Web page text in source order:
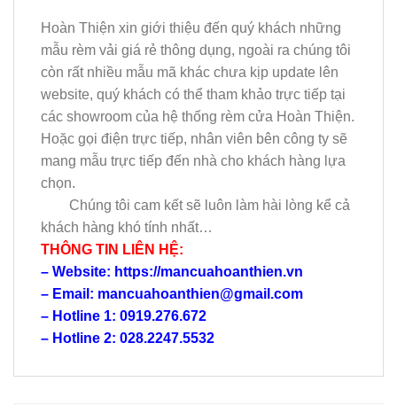
Hoàn Thiện xin giới thiệu đến quý khách những
mẫu rèm vải giá rẻ thông dụng, ngoài ra chúng tôi
còn rất nhiều mẫu mã khác chưa kịp update lên
website, quý khách có thể tham khảo trực tiếp tại
các showroom của hệ thống rèm cửa Hoàn Thiện.
Hoặc gọi điện trực tiếp, nhân viên bên công ty sẽ
mang mẫu trực tiếp đến nhà cho khách hàng lựa
chọn.
Chúng tôi cam kết sẽ luôn làm hài lòng kể cả
khách hàng khó tính nhất…
THÔNG TIN LIÊN HỆ:
– Website: https://mancuahoanthien.vn
– Email: mancuahoanthien@gmail.com
– Hotline 1: 0919.276.672
– Hotline 2: 028.2247.5532